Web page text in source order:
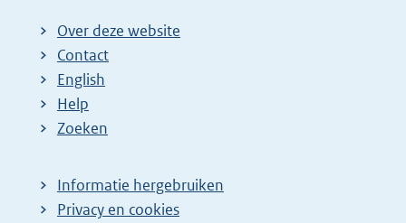
Over deze website
Contact
English
Help
Zoeken
Informatie hergebruiken
Privacy en cookies